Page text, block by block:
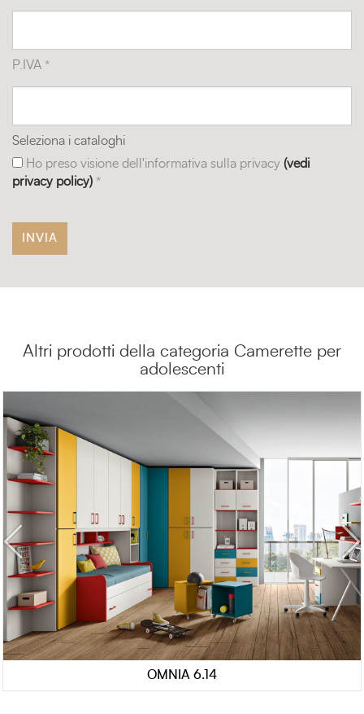
P.IVA *
Seleziona i cataloghi
Ho preso visione dell'informativa sulla privacy (vedi
privacy policy) *
Altri prodotti della categoria Camerette per
adolescenti
OMNIA 6.14